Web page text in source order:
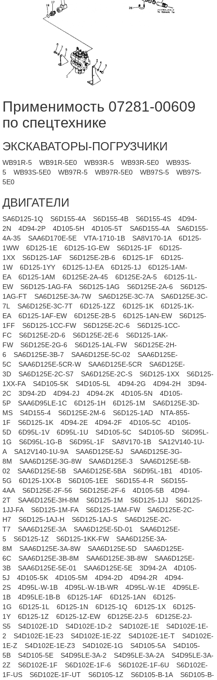
Применимость 07281-00609
по спецтехнике
ЭКСКАВАТОРЫ-ПОГРУЗЧИКИ
WB91R-5 WB91R-5E0 WB93R-5 WB93R-5E0
WB93S-
5
WB93S-5E0 WB97R-5 WB97R-5E0 WB97S-5
WB97S-
5E0
ДВИГАТЕЛИ
SA6D125-1Q S6D155-4A S6D155-4B S6D155-4S
4D94-
2N
4D94-2P 4D105-5H 4D105-5T SA6D155-4A
SA6D155-
4A-35
SAA6D170E-5E VTA-1710-1B SA8V170-1A
6D125-
1WW
6D125-1E 6D125-1G-EW S6D125-1F
6D125-
1XX
S6D125-1AF S6D125E-2B-6 6D125-1F
6D125-
1W
6D125-1YY 6D125-1J-EA 6D125-1J
6D125-1AM-
EA
6D125-1AM 6D125E-2A-45 6D125E-2A-5
6D125-1L-
EW
S6D125-1AG-FA S6D125-1AG S6D125E-2A-6
S6D125-
1AG-FT
SA6D125E-3A-7W SA6D125E-3C-7A
SA6D125E-3C-
7L
SA6D125E-3C-7T 6D125-1ZZ 6D125-1K
6D125-1K-
EA
6D125-1AF-EW 6D125E-2B-5 6D125-1AN-EW
S6D125-
1FF
S6D125-1CC-FW S6D125E-2C-6
S6D125-1CC-
FC
S6D125E-2D-6 S6D125E-2E-6
S6D125-1AK-
FW
S6D125E-2G-6 S6D125-1AL-FW
S6D125E-2H-
6
SA6D125E-3B-7 SAA6D125E-5C-02
SAA6D125E-
5C
SAA6D125E-5CR-W SAA6D125E-5CR
SA6D125E-
3D
SA6D125E-2C-S7 SA6D125E-2C-S S6D125-1XX
S6D125-
1XX-FA
S4D105-5K S4D105-5L 4D94-2G 4D94-2H
3D94-
2C
3D94-2D 4D94-2J 4D94-2K 4D105-5N
4D105-
5P
SAA6D95LE-1C 6D125-1H 6D125-1M
SA6D125E-3D-
MS
S4D155-4 S6D125E-2M-6 S6D125-1AD
NTA-855-
1F
S6D125-1K 4D94-2E 4D94-2F 4D105-5C
4D105-
5D
6D95L-1V 6D95L-1U S4D105-5C S4D105-5D
S6D95L-
1G
S6D95L-1G-B S6D95L-1F SA8V170-1B
SA12V140-1U-
A
SA12V140-1U-9A SAA6D125E-5J
SAA6D125E-3G-
8M
SAA6D125E-3G-8W SAA6D125E-3
SAA6D125E-5B-
02
SAA6D125E-5B SAA6D125E-5BA S6D95L-1B1
4D105-
5G
6D125-1XX-B S6D105-1EE S6D155-4-R
S6D155-
4AA
S6D125E-2F-56 S6D125E-2F-6 4D105-5B
4D94-
2T
SAA6D125E-3H-8M S6D125-1M S6D125-1JJ
S6D125-
1JJ-FA
S6D125-1M-FA S6D125-1AM-FW
SA6D125E-2C-
H7
S6D125-1AJ-H S6D125-1AJ-S
SA6D125E-2C-
T7
SAA6D125E-3A SAA6D125E-5D-01
SAA6D125E-
5
S6D125-1Z S6D125-1KK-FW
SAA6D125E-3A-
8M
SAA6D125E-3A-8W SAA6D125E-5D
SAA6D125E-
6C
SAA6D125E-3B-8M SAA6D125E-3B-8W
SAA6D125E-
3B
SAA6D125E-5E-01 SAA6D125E-5E 3D94-2A
4D105-
5J
4D105-5K 4D105-5M 4D94-2D 4D94-2R
4D94-
2S
4D95L-W-1B 4D95L-W-1B-WR 4D95L-W-1E
4D95LE-
1B
4D95LE-1B-B 6D125-1AF 6D125-1AN
6D125-
1G
6D125-1L 6D125-1N 6D125-1Q 6D125-1X
6D125-
1Y
6D125-1Z 6D125-1Z-EW 6D125E-2J-5
6D125E-2J-
S5
S4D102E-1D S4D102E-1D-2 S4D102E-1E
S4D102E-1E-
2
S4D102E-1E-23 S4D102E-1E-2Z S4D102E-1E-T
S4D102E-
1E-Z
S4D102E-1E-Z3 S4D102E-1G S4D105-5A
S4D105-
5B
S4D105-5E S4D95LE-3A-2 S4D95LE-3A-2A
S4D95LE-3A-
2Z
S6D102E-1F S6D102E-1F-6 S6D102E-1F-6U
S6D102E-
1F-US
S6D102E-1F-UT S6D105-1Z S6D105-B-1A
S6D105-B-